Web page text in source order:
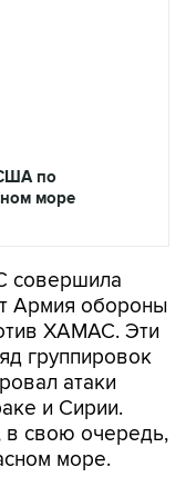
по
море
совершила
ХАМАС. Эти
группировок
атаки
и Сирии.
свою очередь,
море.
США Ллойд